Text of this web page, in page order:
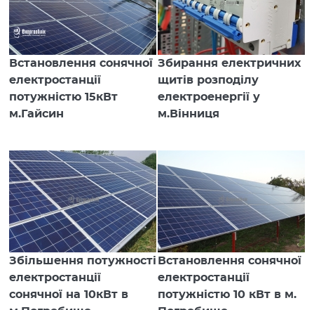
Встановлення сонячної
електростанції
потужністю 15кВт
м.Гайсин
Збирання електричних
щитів розподілу
електроенергії у
м.Вінниця
Збільшення потужності
електростанції
сонячної на 10кВт в
Встановлення сонячної
електростанції
потужністю 10 кВт в м.